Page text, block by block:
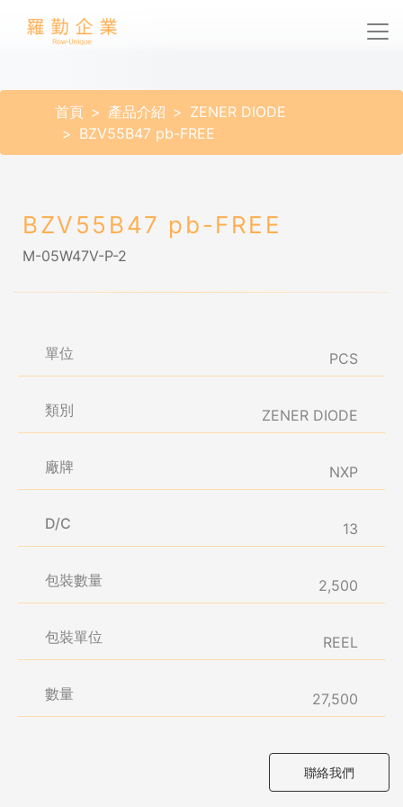
首頁 產品介紹
ZENER DIODE
BZV55B47 pb-FREE
BZV55B47 pb-FREE
M-05W47V-P-2
單位 PCS
類別 ZENER DIODE
廠牌 NXP
D/C 13
包裝數量 2,500
包裝單位 REEL
數量 27,500
聯絡我們